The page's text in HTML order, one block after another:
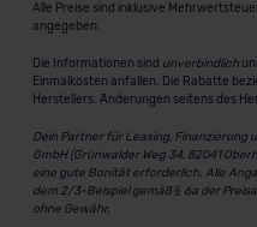
Alle Preise sind inklusive
angegeben.
Die Informationen sind unverbindlich
Einmalkosten anfallen. Die Rabatte
Herstellers. Änderungen seitens des
Dein Partner für Leasing, Finanzierung
GmbH (Grünwalder Weg 34, 82041
eine gute Bonität erforderlich. Alle
dem 2/3-Beispiel gemäß § 6a der
ohne Gewähr.